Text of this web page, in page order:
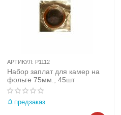
АРТИКУЛ: P1112
Набор заплат для камер на
фольге 75мм., 45шт
предзаказ